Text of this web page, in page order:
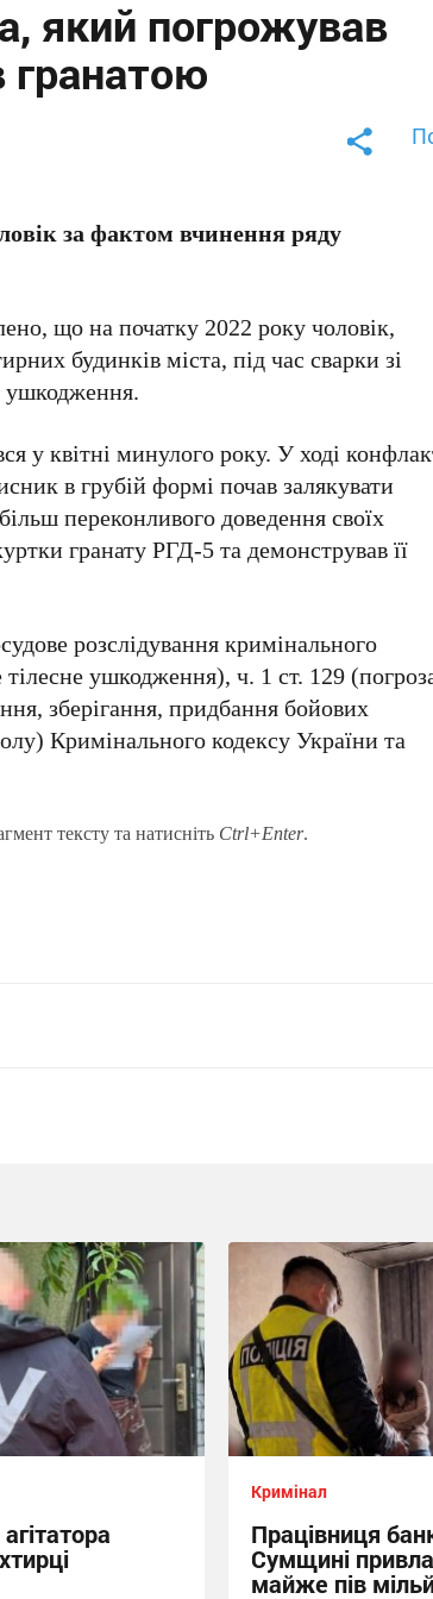
який погрожував
гранатою
за фактом вчинення ряду
що на початку 2022 року чоловік,
будинків міста, під час сварки зі
ушкодження.
у квітні минулого року. У ході
в грубій формі почав залякувати
переконливого доведення своїх
гранату РГД-5 та демонстрував її
розслідування кримінального
ушкодження), ч. 1 ст. 129
зберігання, придбання бойових
Кримінального кодексу України та
тексту та натисніть Ctrl+Enter.
Кримінал
Працівниця
Сумщині
майже пів